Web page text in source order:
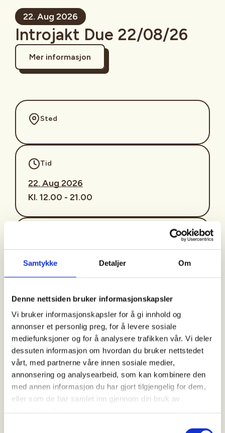
Samtykke Detaljer Om
Denne nettsiden bruker informasjonskapsler
Vi bruker informasjonskapsler for å gi innhold og
annonser et personlig preg, for å levere sosiale
mediefunksjoner og for å analysere trafikken vår. Vi deler
dessuten informasjon om hvordan du bruker nettstedet
vårt, med partnerne våre innen sosiale medier,
annonsering og analysearbeid, som kan kombinere den
med annen informasjon du har gjort tilgjengelig for dem,
eller som de har samlet inn gjennom din bruk av
22. Aug 2026
Introjakt Due 22/08/26
Mer informasjon
Sted
Tid
22. Aug 2026
Kl. 12.00 - 21.00
Kontaktperson
https://40601280
jaktutvalget@sojff.no
Velkommen til ungdomsjakt på due.
Vi inviterer til Introjakt på due.
Duejakt er en jakt som er spennende og hvor det
kan skje mye på kort tid. Dette er muligens en av de
enkleste formene for jakt som unge og nye jegere